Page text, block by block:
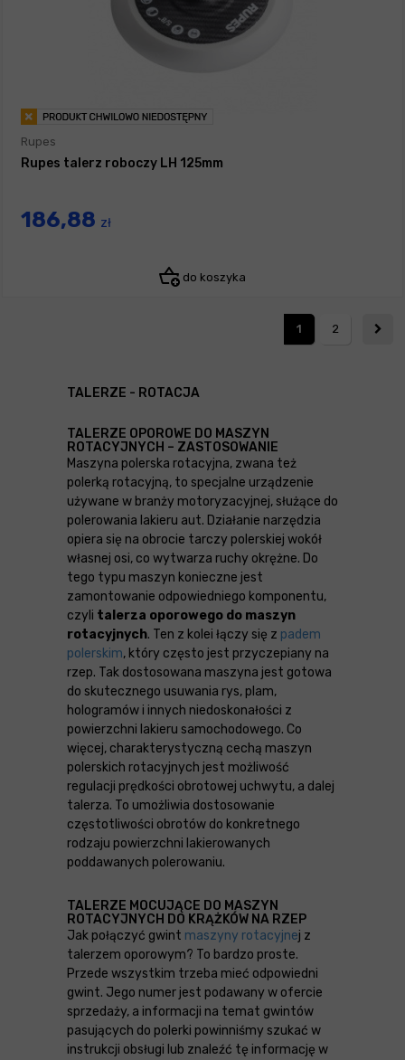
Rupes
Rupes talerz roboczy LH 125mm
186,88 zł
do koszyka
1 2
TALERZE - ROTACJA
TALERZE OPOROWE DO MASZYN
ROTACYJNYCH – ZASTOSOWANIE
Maszyna polerska rotacyjna, zwana też
polerką rotacyjną, to specjalne urządzenie
używane w branży motoryzacyjnej, służące do
polerowania lakieru aut. Działanie narzędzia
opiera się na obrocie tarczy polerskiej wokół
własnej osi, co wytwarza ruchy okrężne. Do
tego typu maszyn konieczne jest
zamontowanie odpowiedniego komponentu,
czyli talerza oporowego do maszyn
rotacyjnych. Ten z kolei łączy się z padem
polerskim, który często jest przyczepiany na
rzep. Tak dostosowana maszyna jest gotowa
do skutecznego usuwania rys, plam,
hologramów i innych niedoskonałości z
powierzchni lakieru samochodowego. Co
więcej, charakterystyczną cechą maszyn
polerskich rotacyjnych jest możliwość
regulacji prędkości obrotowej uchwytu, a dalej
talerza. To umożliwia dostosowanie
częstotliwości obrotów do konkretnego
rodzaju powierzchni lakierowanych
poddawanych polerowaniu.
TALERZE MOCUJĄCE DO MASZYN
ROTACYJNYCH DO KRĄŻKÓW NA RZEP
Jak połączyć gwint maszyny rotacyjnej z
talerzem oporowym? To bardzo proste.
Przede wszystkim trzeba mieć odpowiedni
gwint. Jego numer jest podawany w ofercie
sprzedaży, a informacji na temat gwintów
pasujących do polerki powinniśmy szukać w
instrukcji obsługi lub znaleźć tę informację w